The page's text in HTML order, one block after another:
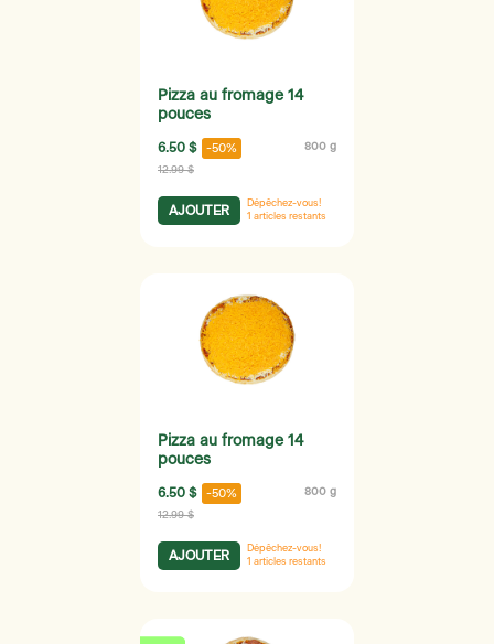
Pizza au fromage 14
pouces
6.50 $ -50% 800 g
12.99 $
AJOUTER
Dépêchez-vous!
1 articles restants
Pizza au fromage 14
pouces
6.50 $ -50% 800 g
12.99 $
AJOUTER
Dépêchez-vous!
1 articles restants